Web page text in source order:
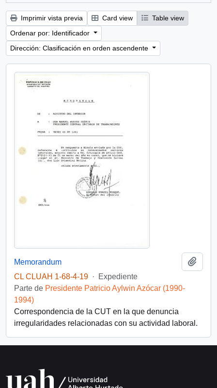
Imprimir vista previa Card view
Table view
Ordenar por: Identificador
Dirección: Clasificación en orden ascendente
Memorandum
CL CLUAH 1-68-4-19 ·
Expediente
Parte de Presidente Patricio Aylwin Azócar (1990-
1994)
Correspondencia de la CUT en la que denuncia
irregularidades relacionadas con su actividad laboral.